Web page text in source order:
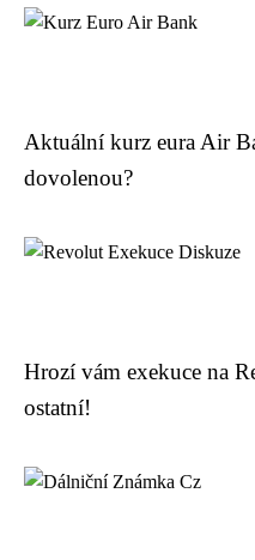
Aktuální kurz eura Air
dovolenou?
Hrozí vám exekuce na
ostatní!